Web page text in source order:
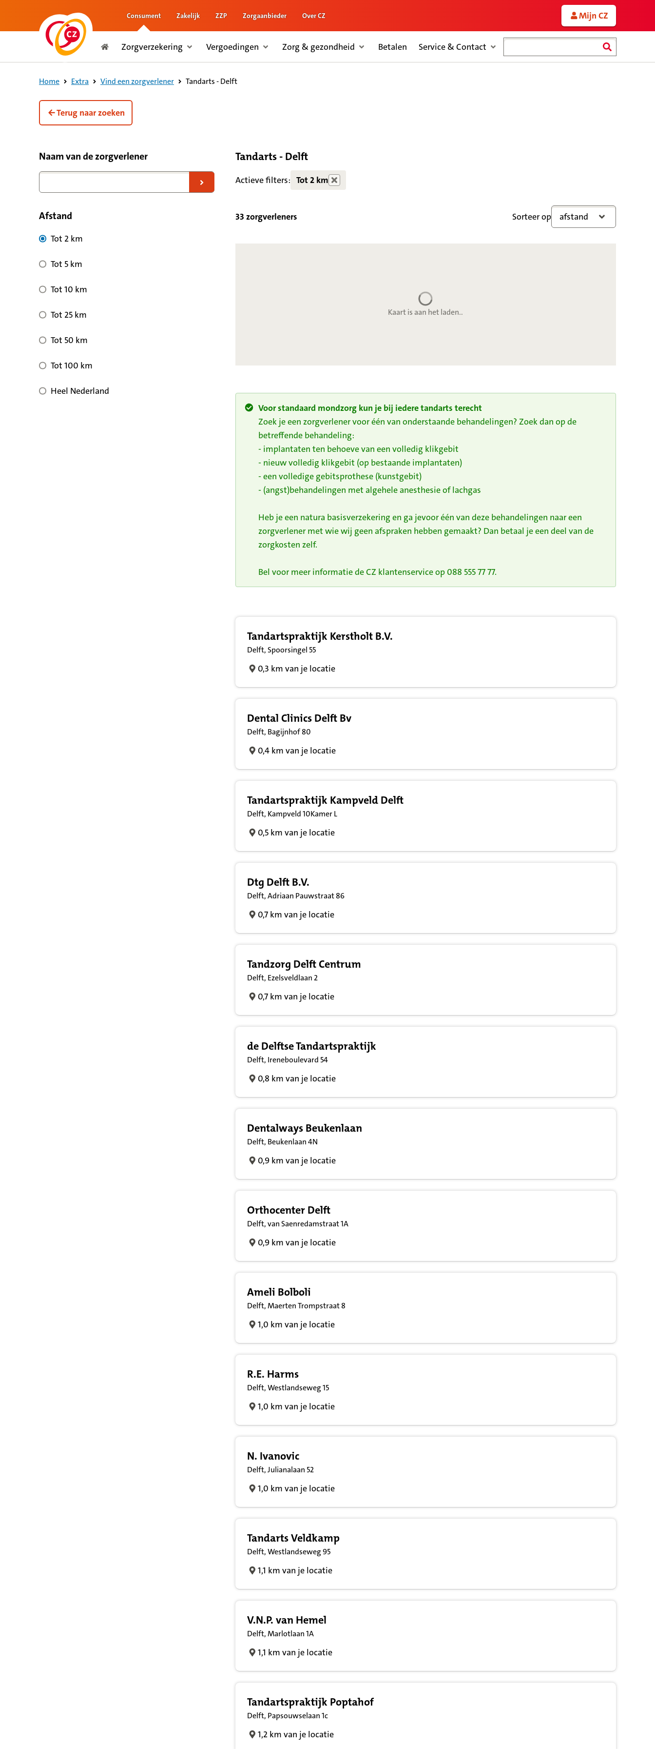
de inhoud
Consument Zakelijk ZZP Zorgaanbieder Over CZ Mijn CZ
Consument
Zorgverzekering Vergoedingen Zorg & gezondheid Betalen Service & Contact
Home Extra Vind een zorgverlener Tandarts - Delft
Terug naar zoeken
Tandarts - Delft
Naar zoekresultaten
Filteropties voor zorgverleners
Naam van de zorgverlener
Afstand
Tot 2 km
Tot 5 km
Tot 10 km
Tot 25 km
Tot 50 km
Tot 100 km
Heel Nederland
Actieve filters: Tot 2 km
Kaart is aan het laden..
33 zorgverleners Sorteer op afstand
Voor standaard mondzorg kun je bij iedere tandarts terecht
Zoek je een zorgverlener voor één van onderstaande behandelingen? Zoek dan op de
betreffende behandeling:
- implantaten ten behoeve van een volledig klikgebit
- nieuw volledig klikgebit (op bestaande implantaten)
- een volledige gebitsprothese (kunstgebit)
- (angst)behandelingen met algehele anesthesie of lachgas
Heb je een natura basisverzekering en ga jevoor één van deze behandelingen naar een
zorgverlener met wie wij geen afspraken hebben gemaakt? Dan betaal je een deel van de
zorgkosten zelf.
Bel voor meer informatie de CZ klantenservice op 088 555 77 77.
Tandartspraktijk Kerstholt B.V.
Delft, Spoorsingel 55
0,3 km van je locatie
Dental Clinics Delft Bv
Delft, Bagijnhof 80
0,4 km van je locatie
Tandartspraktijk Kampveld Delft
Delft, Kampveld 10Kamer L
0,5 km van je locatie
Dtg Delft B.V.
Delft, Adriaan Pauwstraat 86
0,7 km van je locatie
Tandzorg Delft Centrum
Delft, Ezelsveldlaan 2
0,7 km van je locatie
de Delftse Tandartspraktijk
Delft, Ireneboulevard 54
0,8 km van je locatie
Dentalways Beukenlaan
Delft, Beukenlaan 4N
0,9 km van je locatie
Orthocenter Delft
Delft, van Saenredamstraat 1A
0,9 km van je locatie
Ameli Bolboli
Delft, Maerten Trompstraat 8
1,0 km van je locatie
R.E. Harms
Delft, Westlandseweg 15
1,0 km van je locatie
N. Ivanovic
Delft, Julianalaan 52
1,0 km van je locatie
Tandarts Veldkamp
Delft, Westlandseweg 95
1,1 km van je locatie
V.N.P. van Hemel
Delft, Marlotlaan 1A
1,1 km van je locatie
Tandartspraktijk Poptahof
Delft, Papsouwselaan 1c
1,2 km van je locatie